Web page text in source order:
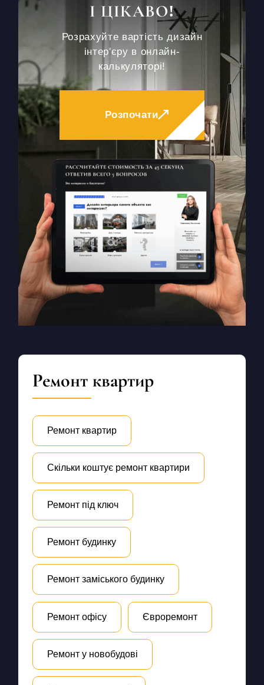
І ЦІКАВО!
Розрахуйте вартість дизайн
інтер'єру в онлайн-
калькуляторі!
Розпочати
Ремонт квартир
Ремонт квартир
Скільки коштує ремонт квартири
Ремонт під ключ
Ремонт будинку
Ремонт заміського будинку
Ремонт офісу Євроремонт
Ремонт у новобудові